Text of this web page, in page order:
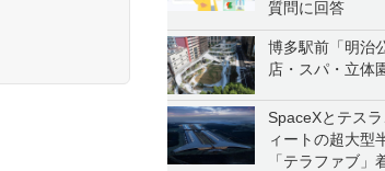
質問に回答
博多駅前「明治
店・スパ・立
SpaceXとテス
ィートの超大型
「テラファブ」